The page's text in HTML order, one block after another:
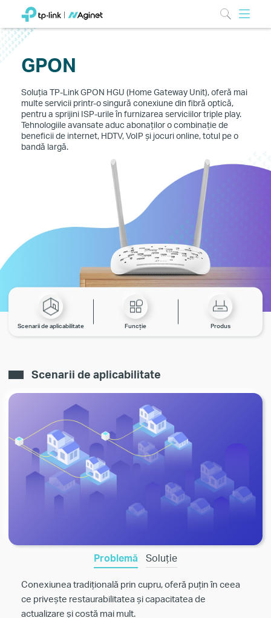
GPON
Soluția TP-Link GPON HGU (Home Gateway Unit), oferă mai
multe servicii printr-o singură conexiune din fibră optică,
pentru a sprijini ISP-urile în furnizarea serviciilor triple play.
Tehnologiile avansate aduc abonaților o combinație de
beneficii de internet, HDTV, VoIP și jocuri online, totul pe o
bandă largă.
Scenarii de aplicabilitate Funcție Produs
Scenarii de aplicabilitate
Problemă Soluție
Conexiunea tradițională prin cupru, oferă puțin în ceea
ce privește restaurabilitatea și capacitatea de
actualizare și costă mai mult.